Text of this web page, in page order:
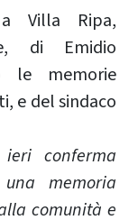
Villa Ripa,
di Emidio
le memorie
e del sindaco
conferma
memoria
comunità e